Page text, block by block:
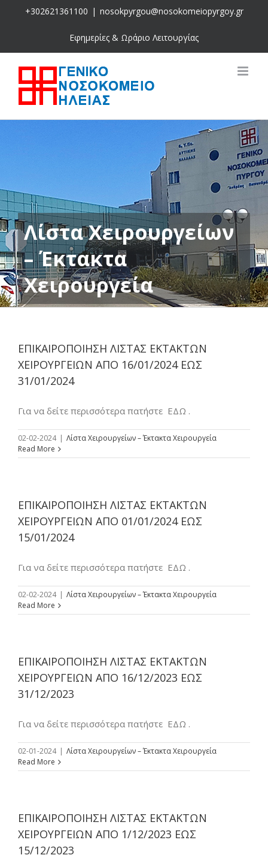
+302621361100 | nosokpyrgou@nosokomeiopyrgoy.gr
Εφημερίες & Ωράριο Λειτουργίας
Λίστα Χειρουργείων
– Έκτακτα
Χειρουργεία
ΕΠΙΚΑΙΡΟΠΟΙΗΣΗ ΛΙΣΤΑΣ ΕΚΤΑΚΤΩΝ
ΧΕΙΡΟΥΡΓΕΙΩΝ ΑΠΟ 16/01/2024 ΕΩΣ
31/01/2024
Για να δείτε περισσότερα πατήστε ΕΔΩ .
02-02-2024 | Λίστα Χειρουργείων – Έκτακτα Χειρουργεία
Read More
ΕΠΙΚΑΙΡΟΠΟΙΗΣΗ ΛΙΣΤΑΣ ΕΚΤΑΚΤΩΝ
ΧΕΙΡΟΥΡΓΕΙΩΝ ΑΠΟ 01/01/2024 ΕΩΣ
15/01/2024
Για να δείτε περισσότερα πατήστε ΕΔΩ .
02-02-2024 | Λίστα Χειρουργείων – Έκτακτα Χειρουργεία
Read More
ΕΠΙΚΑΙΡΟΠΟΙΗΣΗ ΛΙΣΤΑΣ ΕΚΤΑΚΤΩΝ
ΧΕΙΡΟΥΡΓΕΙΩΝ ΑΠΟ 16/12/2023 ΕΩΣ
31/12/2023
Για να δείτε περισσότερα πατήστε ΕΔΩ .
02-01-2024 | Λίστα Χειρουργείων – Έκτακτα Χειρουργεία
Read More
ΕΠΙΚΑΙΡΟΠΟΙΗΣΗ ΛΙΣΤΑΣ ΕΚΤΑΚΤΩΝ
ΧΕΙΡΟΥΡΓΕΙΩΝ ΑΠΟ 1/12/2023 ΕΩΣ
15/12/2023